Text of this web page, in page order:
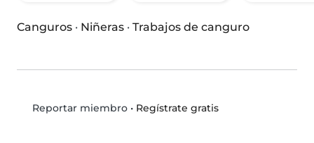
Canguros · Niñeras · Trabajos de canguro
Reportar miembro• Regístrate gratis